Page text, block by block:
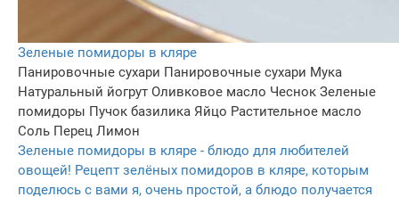
Зеленые помидоры в кляре
Панировочные сухари Панировочные сухари Мука
Натуральный йогрут Оливковое масло Чеснок Зеленые
помидоры Пучок базилика Яйцо Растительное масло
Соль Перец Лимон
Зеленые помидоры в кляре - блюдо для любителей
овощей! Рецепт зелёных помидоров в кляре, которым
поделюсь с вами я, очень простой, а блюдо получается